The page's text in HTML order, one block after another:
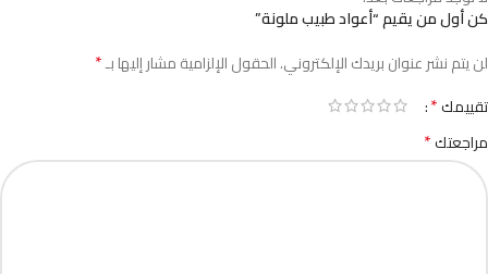
كن أول من يقيم “أعواد طبيب ملونة”
لن يتم نشر عنوان بريدك الإلكتروني.الحقول الإلزامية مشار إليها بـ*
تقييمك*
مراجعتك*